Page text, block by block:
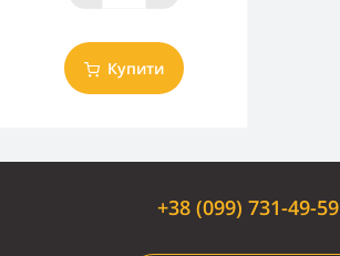
Купити
+38 (099) 731-49-59